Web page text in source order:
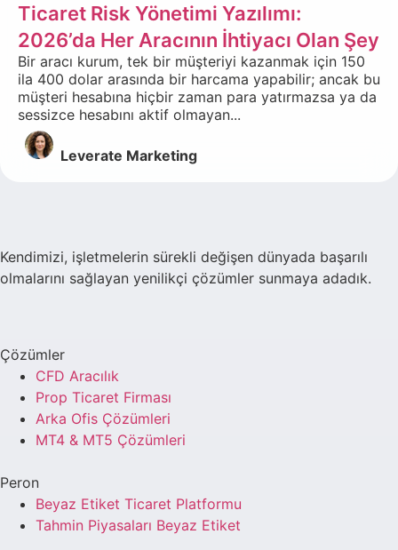
Ticaret Risk Yönetimi Yazılımı:
2026’da Her Aracının İhtiyacı Olan Şey
Bir aracı kurum, tek bir müşteriyi kazanmak için 150
ila 400 dolar arasında bir harcama yapabilir; ancak bu
müşteri hesabına hiçbir zaman para yatırmazsa ya da
sessizce hesabını aktif olmayan...
Leverate Marketing
Kendimizi, işletmelerin sürekli değişen dünyada başarılı
olmalarını sağlayan yenilikçi çözümler sunmaya adadık.
Çözümler
CFD Aracılık
Prop Ticaret Firması
Arka Ofis Çözümleri
MT4 & MT5 Çözümleri
Peron
Beyaz Etiket Ticaret Platformu
Tahmin Piyasaları Beyaz Etiket